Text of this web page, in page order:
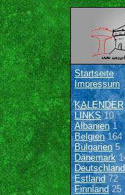
Startseite
Impressum
KALENDER
LINKS10
Albanien1
Belgien164
Bulgarien 5
Dänemark
Deutschland
Estland 72
Finnland 25